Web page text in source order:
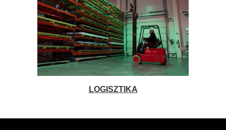
LOGISZTIKA